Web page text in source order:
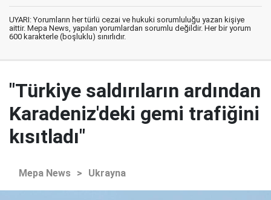
UYARI: Yorumların her türlü cezai ve hukuki sorumluluğu yazan kişiye
aittir. Mepa News, yapılan yorumlardan sorumlu değildir. Her bir yorum
600 karakterle (boşluklu) sınırlıdır.
"Türkiye saldırıların ardından
Karadeniz'deki gemi trafiğini
kısıtladı"
Mepa News > Ukrayna